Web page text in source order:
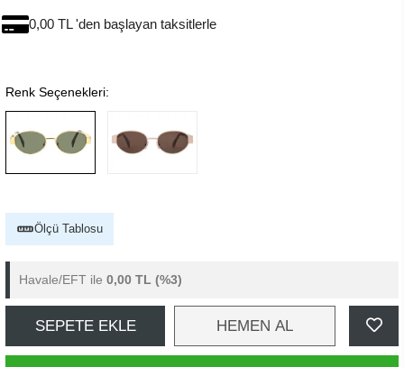
0,00 TL 'den başlayan taksitlerle
Renk Seçenekleri:
Ölçü Tablosu
Havale/EFT ile 0,00 TL (%3)
SEPETE EKLE HEMEN AL